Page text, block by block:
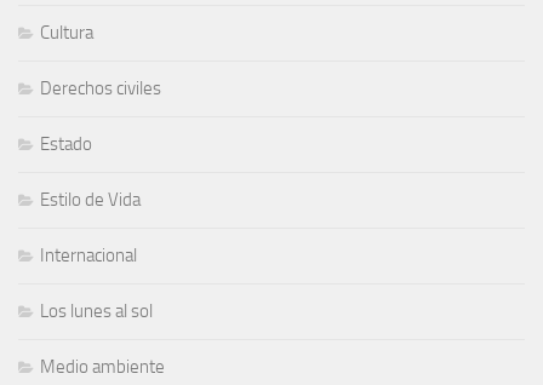
Cultura
Derechos civiles
Estado
Estilo de Vida
Internacional
Los lunes al sol
Medio ambiente